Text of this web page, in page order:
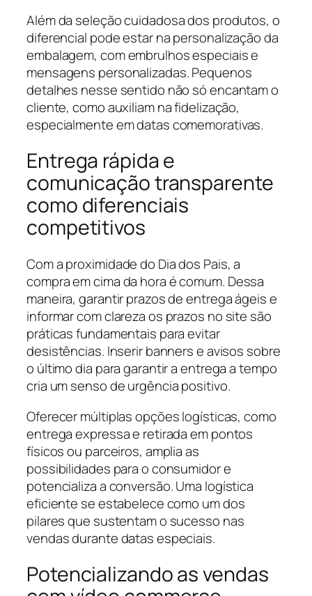
Além da seleção cuidadosa dos produtos, o
diferencial pode estar na personalização da
embalagem, com embrulhos especiais e
mensagens personalizadas. Pequenos
detalhes nesse sentido não só encantam o
cliente, como auxiliam na fidelização,
especialmente em datas comemorativas.
Entrega rápida e
comunicação transparente
como diferenciais
competitivos
Com a proximidade do Dia dos Pais, a
compra em cima da hora é comum. Dessa
maneira, garantir prazos de entrega ágeis e
informar com clareza os prazos no site são
práticas fundamentais para evitar
desistências. Inserir banners e avisos sobre
o último dia para garantir a entrega a tempo
cria um senso de urgência positivo.
Oferecer múltiplas opções logísticas, como
entrega expressa e retirada em pontos
físicos ou parceiros, amplia as
possibilidades para o consumidor e
potencializa a conversão. Uma logística
eficiente se estabelece como um dos
pilares que sustentam o sucesso nas
vendas durante datas especiais.
Potencializando as vendas